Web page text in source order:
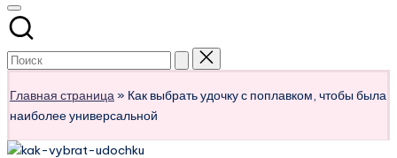
СЕКРЕТЫ
РЫБОЛОВА
авторский
журнал
о
Главная страница » Как выбрать удочку с поплавком, чтобы была
наиболее универсальной